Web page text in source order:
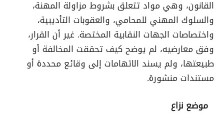
القانون، وهي مواد تتعلق بشروط مزاولة المهنة،
والسلوك المهني للمحامي، والعقوبات التأديبية،
واختصاصات الجهات النقابية المختصة. غير أن القرار،
وفق معارضيه، لم يوضح كيف تحققت المخالفة أو
طبيعتها، ولم يسند الاتهامات إلى وقائع محددة أو
مستندات منشورة.
موضع نزاع